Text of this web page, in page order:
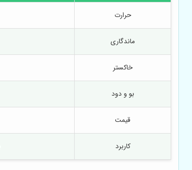
حرارت
ماندگاری
خاکستر
بو و دود
قیمت
کاربرد